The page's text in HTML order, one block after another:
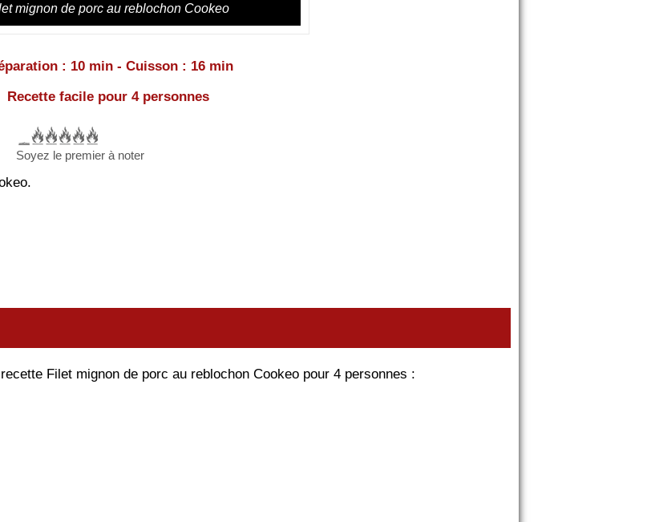
mignon de porc au reblochon Cookeo
: 10 min - Cuisson : 16 min
Recette facile pour 4 personnes
Soyez le premier à noter
Filet mignon de porc au reblochon Cookeo pour 4 personnes :